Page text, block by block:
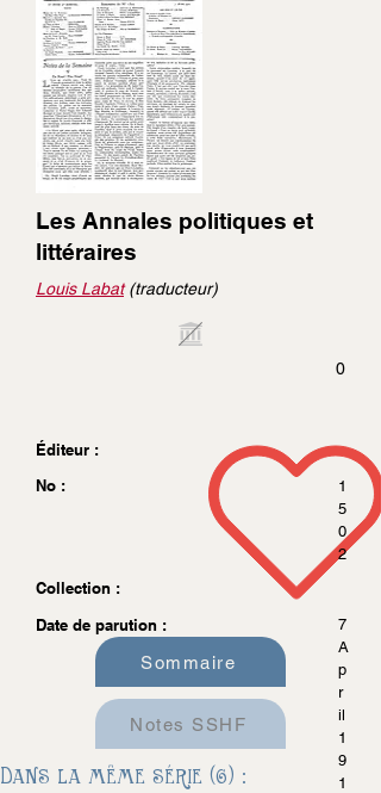
Les Annales politiques et
littéraires
Louis Labat(traducteur)
0
Éditeur :
No :
1
5
0
2
Collection :
Date de parution :
7
A
p
r
il
1
9
1
Sommaire
Notes SSHF
Dans la même série (6) :